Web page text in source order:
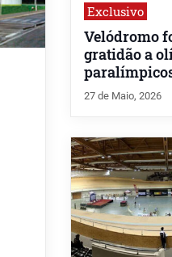
Exclusivo
Velódromo
gratidão a
27 de Maio, 2026